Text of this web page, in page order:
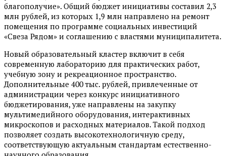
благополучие». Общий бюджет инициативы составил 2,3
млн рублей, из которых 1,9 млн направлено на ремонт
помещения по программе социальных инвестиций
«Свеза Рядом» и соглашению с властями муниципалитета.
Новый образовательный кластер включит в себя
современную лабораторию для практических работ,
учебную зону и рекреационное пространство.
Дополнительные 400 тыс. рублей, привлеченные от
администрации через конкурс инициативного
бюджетирования, уже направлены на закупку
мультимедийного оборудования, интерактивных
микроскопов и расходных материалов. Такой подход
позволяет создать высокотехнологичную среду,
соответствующую актуальным стандартам естественно-